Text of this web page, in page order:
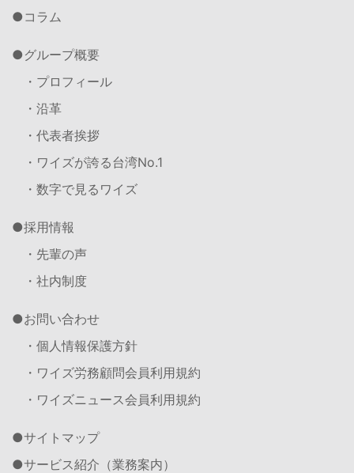
コラム
グループ概要
・プロフィール
・沿革
・代表者挨拶
・ワイズが誇る台湾No.1
・数字で見るワイズ
採用情報
・先輩の声
・社内制度
お問い合わせ
・個人情報保護方針
・ワイズ労務顧問会員利用規約
・ワイズニュース会員利用規約
サイトマップ
サービス紹介（業務案内）